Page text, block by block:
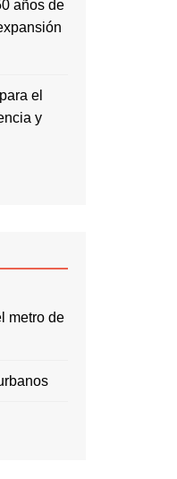
años de
el
y
metro de